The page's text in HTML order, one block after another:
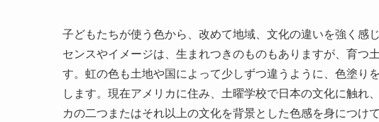
子どもたちが使う色から、改めて地域、文化の違いを強く感
センスやイメージは、生まれつきのものもありますが、育つ
す。虹の色も土地や国によって少しずつ違うように、色塗り
します。現在アメリカに住み、土曜学校で日本の文化に触れ
カの二つまたはそれ以上の文化を背景とした色感を身につけ